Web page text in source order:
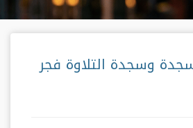
وسجدة التلاوة فجر